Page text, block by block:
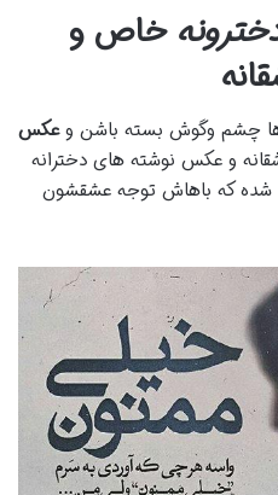
خاص و
چشم وگوش بسته باشن وعکس
و عکس نوشته های دخترانه
شده که باهاش توجه عشقشون